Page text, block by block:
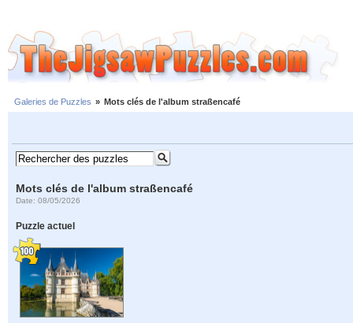
Galeries de Puzzles » Mots clés de l'album straßencafé
Mots clés de l'album straßencafé
Date: 08/05/2026
Puzzle actuel